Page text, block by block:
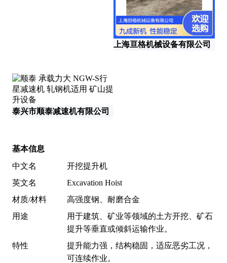
上海亘格机械设备有限公司
泰兴市顺泰减速机有限公司
基本信息
中文名
开挖提升机
英文名
Excavation Hoist
材质/材料
高强度钢、耐磨合金
用途
用于建筑、矿业等领域的土方开挖、矿石
提升等垂直或倾斜运输作业。
特性
提升能力强，结构稳固，适应恶劣工况，
可连续作业。